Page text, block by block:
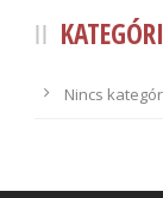
Nincs